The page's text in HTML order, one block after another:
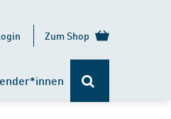
Zum Shop